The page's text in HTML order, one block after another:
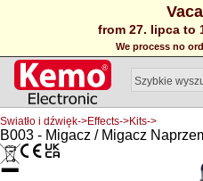
from 27. lipca to
We process no
Swiatło i dźwięk->Effects->Kits->
B003 - Migacz / Migacz